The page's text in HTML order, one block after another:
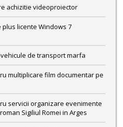
achizitie videoproiector
licente Windows 7
de transport marfa
multiplicare film documentar pe
servicii organizare evenimente
Sigiliul Romei in Arges